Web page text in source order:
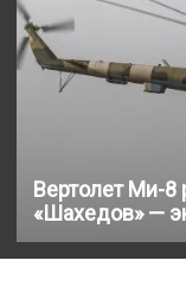
Вертолет Ми-8
«Шахедов» —